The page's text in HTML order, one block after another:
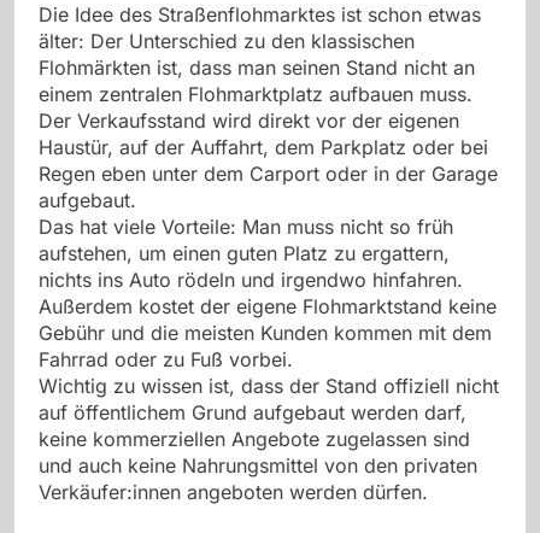
Die Idee des Straßenflohmarktes ist schon etwas
älter: Der Unterschied zu den klassischen
Flohmärkten ist, dass man seinen Stand nicht an
einem zentralen Flohmarktplatz aufbauen muss.
Der Verkaufsstand wird direkt vor der eigenen
Haustür, auf der Auffahrt, dem Parkplatz oder bei
Regen eben unter dem Carport oder in der Garage
aufgebaut.
Das hat viele Vorteile: Man muss nicht so früh
aufstehen, um einen guten Platz zu ergattern,
nichts ins Auto rödeln und irgendwo hinfahren.
Außerdem kostet der eigene Flohmarktstand keine
Gebühr und die meisten Kunden kommen mit dem
Fahrrad oder zu Fuß vorbei.
Wichtig zu wissen ist, dass der Stand offiziell nicht
auf öffentlichem Grund aufgebaut werden darf,
keine kommerziellen Angebote zugelassen sind
und auch keine Nahrungsmittel von den privaten
Verkäufer:innen angeboten werden dürfen.